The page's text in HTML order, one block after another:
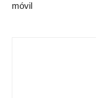
móvil